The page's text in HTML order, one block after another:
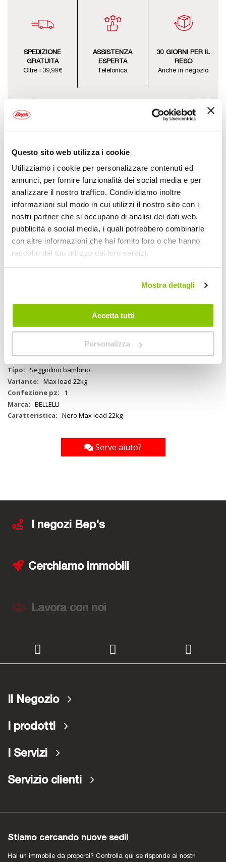
Questo sito web utilizza i cookie
Utilizziamo i cookie per personalizzare contenuti ed
annunci, per fornire funzionalità dei social media e per
analizzare il nostro traffico. Condividiamo inoltre
informazioni sul modo in cui utilizzi il nostro sito con i
nostri partner che si occupano di analisi dei dati web,
pubblicità e social media, i quali potrebbero combinarle
con altre informazioni che hai fornito loro o che hanno
raccolto dal tuo utilizzo dei loro servizi.
Mostra dettagli
Accetta tutti
Personalizza
SPEDIZIONE
GRATUITA
Oltre i 39,99€
ASSISTENZA
ESPERTA
Telefonica
30 GIORNI PER IL
RESO
Anche in negozio
Descrizione
Seggiolino posteriore, leggero, attacco al portapacchi. Adatto per
bambini fino a 22kg, omologato secondo la normativa europea EN
14344 dal TUV GS. Ha una struttura leggera e resistente in plastica
atossica facilmente lavabile. E' dotato di un soffice cuscino
facilmente removibile e lavabile, di una fibbia di sicurezza
estremamente comoda che si aggancia e si sgancia con una sola
mano. Regolazione continua all'altezza dei piedini in 13 posizioni.
Alte sponde laterali per un miglior contenimento del bambino. Ampie
protezioni per impedire ai piedi di toccare i raggi delle ruote. Fori di
ventilazione su spalle e schiena. Compatibile con portapacchi
conformi alla normativa ISO 11243 (120-175mm). Inoltre compatibile
Specifiche tecniche
Maggiori
Bici
Seggiolino bambino
Max load 22kg
1
BELLELLI
Nero Max load 22kg
Serve aiuto?
I negozi Bep's
Cerchiamo immobili
Lavora con noi
Il Negozio
I prodotti
I Servizi
Servizio clienti
Stiamo cercando nuove sedi!
Hai un immobile da proporci? Controlla qui se risponde ai nostri